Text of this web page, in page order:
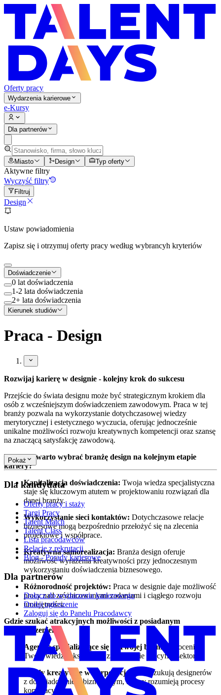
Oferty pracy
Wydarzenia karierowe
e-Kursy
Dla partnerów
Miasto Design Typ oferty
Aktywne filtry
Wyczyść filtry
Filtruj
Design
Ustaw powiadomienia
Zapisz się i otrzymuj oferty pracy według wybrancyh kryteriów
Doświadczenie
0 lat doświadczenia
1-2 lata doświadczenia
2+ lata doświadczenia
Kierunek studiów
Praca - Design
Rozwijaj karierę w designie - kolejny krok do sukcesu
Przejście do świata designu może być strategicznym krokiem dla
osób z wcześniejszym doświadczeniem zawodowym. Praca w tej
branży pozwala na wykorzystanie dotychczasowej wiedzy
merytorycznej i estetycznego wyczucia, oferując jednocześnie
unikalne możliwości rozwoju kreatywnych kompetencji oraz szansę
na znaczącą satysfakcję zawodową.
Dlaczego warto wybrać branżę design na kolejnym etapie
kariery?
Kapitalizacja doświadczenia: Twoja wiedza specjalistyczna
staje się kluczowym atutem w projektowaniu rozwiązań dla
danej branży.
Wykorzystanie sieci kontaktów: Dotychczasowe relacje
biznesowe mogą bezpośrednio przełożyć się na zlecenia
projektowe i współprace.
Kreatywna samorealizacja: Branża design oferuje
możliwość wyrażenia kreatywności przy jednoczesnym
wykorzystaniu doświadczenia biznesowego.
Różnorodność projektów: Praca w designie daje możliwość
pracy nad zróżnicowanymi zadaniami i ciągłego rozwoju
umiejętności.
Gdzie szukać atrakcyjnych możliwości z posiadanym
doświadczeniem?
Agencje specjalizujące się w Twojej branży:
Docenią
Twoją wiedzę ekspercką i zrozumienie specyfiki sektora.
Działy kreatywne w korporacjach:
Poszukują designerów
z doświadczeniem biznesowym, którzy rozumieją procesy
korporacyjne.
Pokaż
Dla kandydata
Oferty pracy i staży
Targi Pracy
Talent Match
Talent Class
Lista pracodawców
Relacje z rekrutacji
Blog - Porady karierowe
Dla partnerów
Dołącz do wydarzenia karierowego
Dodaj ogłoszenie
Zaloguj się do Panelu Pracodawcy